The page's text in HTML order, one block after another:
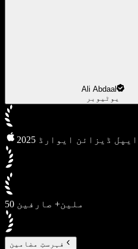
Ali Abdaal
یوٹیوبر
2025 ایپل ڈیزائن ایوارڈ
50 ملین+ صارفین
فہرستِ مضامین